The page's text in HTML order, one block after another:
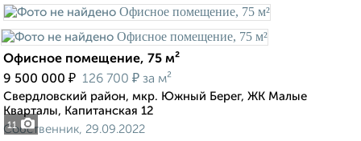
11
Офисное помещение, 75 м²
9 500 000 ₽ 126 700 ₽ за м²
Свердловский район, мкр. Южный Берег, ЖК Малые
Кварталы, Капитанская 12
Собственник, 29.09.2022